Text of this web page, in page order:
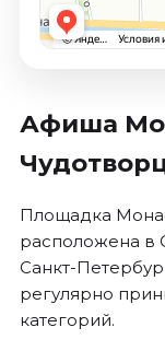
События
Август 2026
Ноябрь 2026
Декабрь 2026
Площадки
Афиша
Площадка
расположена в
Санкт-
регулярно
категорий.